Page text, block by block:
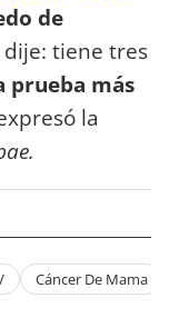
de
tiene tres
prueba más
la
Cáncer De Mama